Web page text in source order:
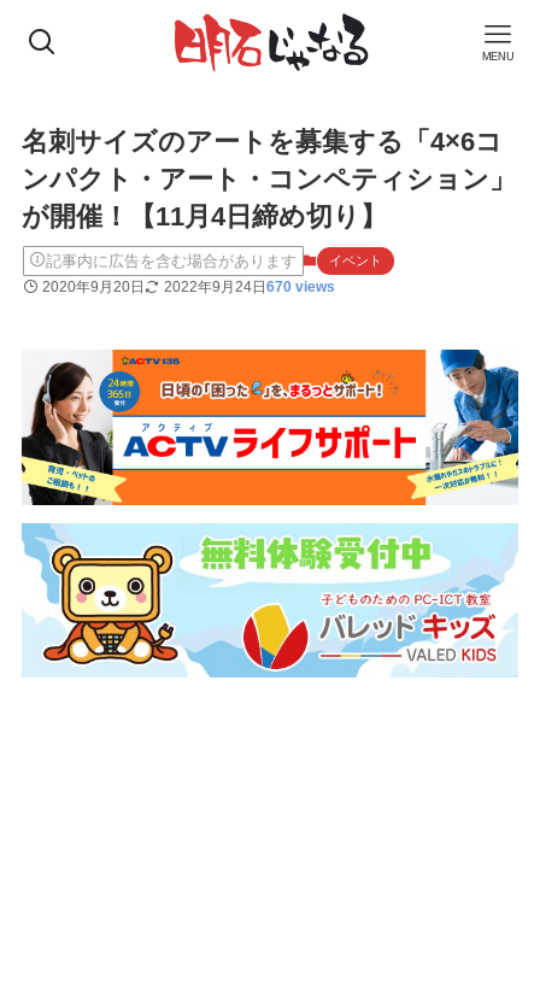
MENU
名刺サイズのアートを募集する「4×6コ
ンパクト・アート・コンペティション」
が開催！【11月4日締め切り】
記事内に広告を含む場合があります イベント
2020年9月20日 2022年9月24日670 views